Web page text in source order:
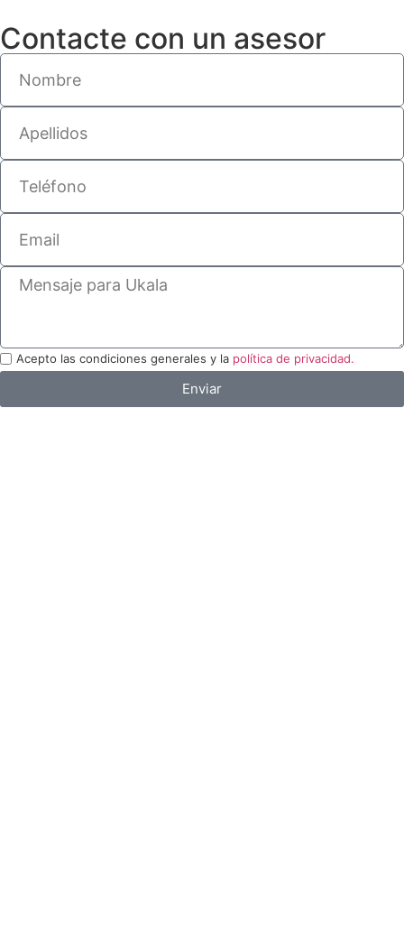
Contacte con un asesor
Acepto las condiciones generales y la política de privacidad.
Enviar